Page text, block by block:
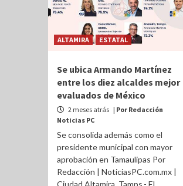
ALTAMIRA ESTATAL
Se ubica Armando Martínez
entre los diez alcaldes mejor
evaluados de México
2 meses atrás | Por Redacción
Noticias PC
Se consolida además como el
presidente municipal con mayor
aprobación en Tamaulipas Por
Redacción | NoticiasPC.com.mx |
Ciudad Altamira, Tamps.- El...